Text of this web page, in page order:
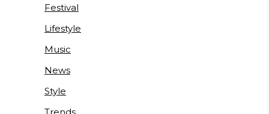
Festival
Lifestyle
Music
News
Style
Trends